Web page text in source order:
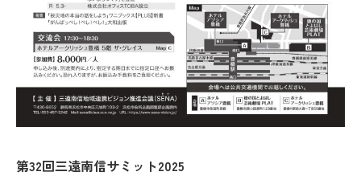
第32回三遠南信サミット2025